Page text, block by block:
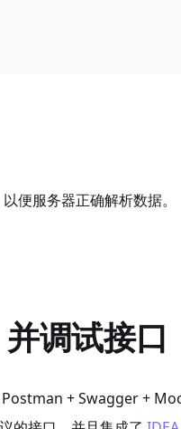
以便服务器正确解析数据。
调试接口
+ Swagger +